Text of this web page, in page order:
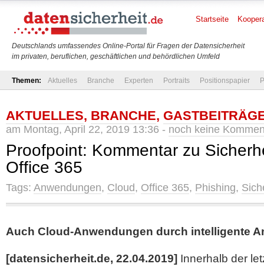
Deutschlands umfassendes Online-Portal für Fragen der Datensicherheit
im privaten, beruflichen, geschäftlichen und behördlichen Umfeld
Startseite
Themen: Aktuelles Branche Experten Portraits Positionspapier
AKTUELLES, BRANCHE,
am Montag, April 22, 2019 13:36 - noch keine
Proofpoint: Kommentar zu
Office 365
Tags: Anwendungen, Cloud, Office 365, Phishing,
Auch Cloud-Anwendungen durch intelligente
[datensicherheit.de, 22.04.2019] Innerhalb der